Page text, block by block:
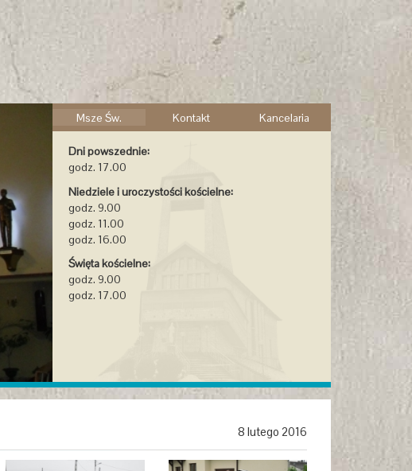
Msze Św. Kontakt Kancelaria
Dni powszednie:
godz. 17.00
Niedziele i uroczystości kościelne:
godz. 9.00
godz. 11.00
godz. 16.00
Święta kościelne:
godz. 9.00
godz. 17.00
8 lutego 2016